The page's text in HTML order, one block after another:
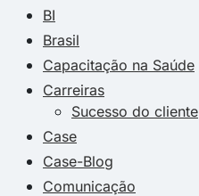
BI
Brasil
Capacitação na Saúde
Carreiras
Sucesso do cliente
Case
Case-Blog
Comunicação